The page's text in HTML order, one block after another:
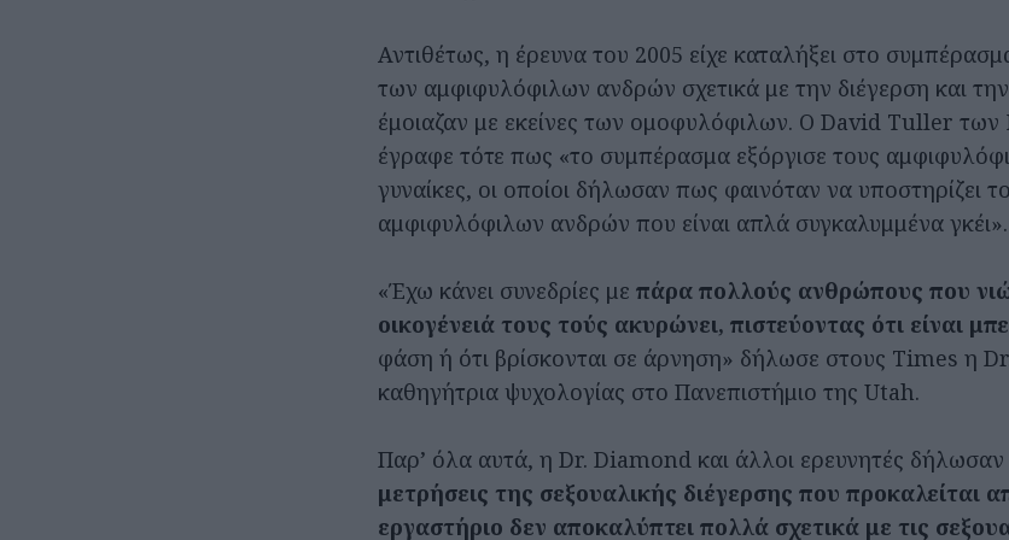
Αντιθέτως, η έρευνα του 2005 είχε καταλήξει στο
των αμφιφυλόφιλων ανδρών σχετικά με την διέγερση και
έμοιαζαν με εκείνες των ομοφυλόφιλων. Ο David Tuller
έγραφε τότε πως «το συμπέρασμα εξόργισε τους
γυναίκες, οι οποίοι δήλωσαν πως φαινόταν να υποστηρίζει
αμφιφυλόφιλων ανδρών που είναι απλά συγκαλυμμένα γκέι».
«Έχω κάνει συνεδρίες με πάρα πολλούς ανθρώπους που
οικογένειά τους τούς ακυρώνει, πιστεύοντας ότι είναι
φάση ή ότι βρίσκονται σε άρνηση» δήλωσε στους Times η
καθηγήτρια ψυχολογίας στο Πανεπιστήμιο της Utah.
Παρ’ όλα αυτά, η Dr. Diamond και άλλοι ερευνητές
μετρήσεις της σεξουαλικής διέγερσης που προκαλείται
εργαστήριο δεν αποκαλύπτει πολλά σχετικά με τις